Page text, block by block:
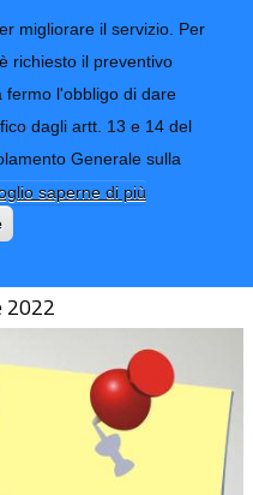
migliorare il servizio. Per
richiesto il preventivo
fermo l'obbligo di dare
dagli artt. 13 e 14 del
Generale sulla
saperne di più
CONTATTI-URP
TRASPARENZA
Istruttore
Cat.D
2022